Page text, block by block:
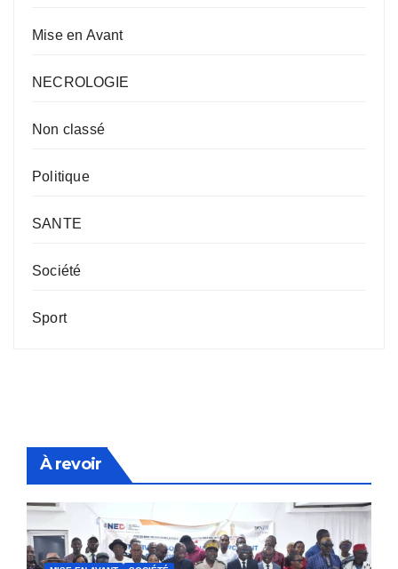
Mise en Avant
NECROLOGIE
Non classé
Politique
SANTE
Société
Sport
À revoir